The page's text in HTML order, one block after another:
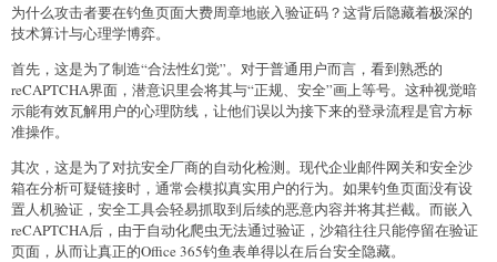
为什么攻击者要在钓鱼页面大费周章地嵌入验证码？这背后隐藏着极深的
技术算计与心理学博弈。
首先，这是为了制造“合法性幻觉”。对于普通用户而言，看到熟悉的
reCAPTCHA界面，潜意识里会将其与“正规、安全”画上等号。这种视觉暗
示能有效瓦解用户的心理防线，让他们误以为接下来的登录流程是官方标
准操作。
其次，这是为了对抗安全厂商的自动化检测。现代企业邮件网关和安全沙
箱在分析可疑链接时，通常会模拟真实用户的行为。如果钓鱼页面没有设
置人机验证，安全工具会轻易抓取到后续的恶意内容并将其拦截。而嵌入
reCAPTCHA后，由于自动化爬虫无法通过验证，沙箱往往只能停留在验证
页面，从而让真正的Office 365钓鱼表单得以在后台安全隐藏。